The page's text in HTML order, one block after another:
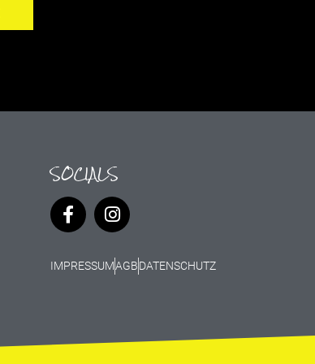
SOCIALS
IMPRESSUMAGBDATENSCHUTZ